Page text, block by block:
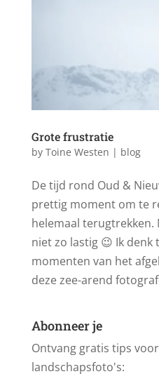
Grote frustratie
by Toine Westen | blog
De tijd rond Oud &
prettig moment om te
helemaal terugtrekken.
niet zo lastig 😉 Ik denk
momenten van het
deze zee-arend
Abonneer je
Ontvang gratis tips
landschapsfoto's: